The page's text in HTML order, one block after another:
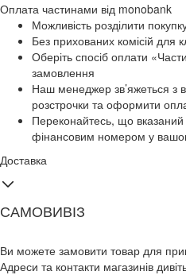
Оплата частинами від monobank
Можливість розділити
Без прихованих комісій для
Оберіть спосіб оплати
замовлення
Наш менеджер зв’яжеться з
розстрочки та оформити
Переконайтесь, що
фінансовим номером у
Доставка
САМОВИВІЗ
Ви можете замовити товар для
Адреси та контакти магазинів